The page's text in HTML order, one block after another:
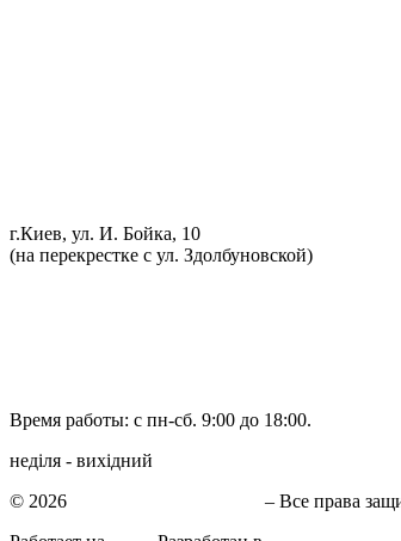
г.Киев, ул. И. Бойка, 10
(на перекрестке с ул. Здолбуновской)
Время работы: с пн-сб. 9:00 до 18:00.
неділя - вихідний
© 2026
– Все права